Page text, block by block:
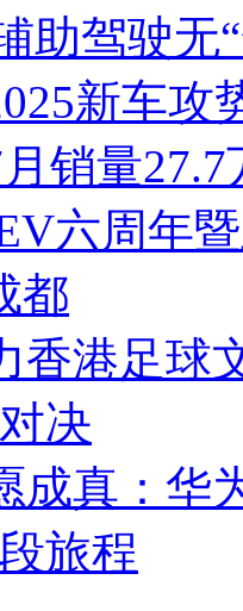
助驾驶无
新车攻
销量
六周年
都
香港足球
决
成真：华
旅程